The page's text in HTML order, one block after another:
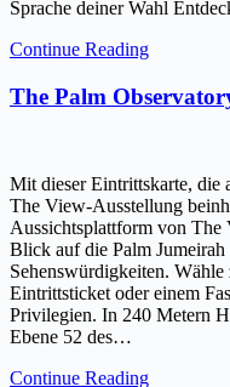
Sprache deiner Wahl
Continue Reading
The Palm
Mit dieser Eintrittskarte, die
The View-Ausstellung
Aussichtsplattform von The
Blick auf die Palm
Sehenswürdigkeiten.
Eintrittsticket oder einem
Privilegien. In 240 Metern
Ebene 52 des…
Continue Reading